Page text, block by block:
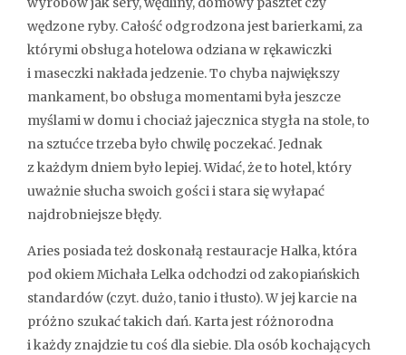
wędzone ryby. Całość odgrodzona jest barierkami, za
którymi obsługa hotelowa odziana w rękawiczki
i maseczki nakłada jedzenie. To chyba największy
mankament, bo obsługa momentami była jeszcze
myślami w domu i chociaż jajecznica stygła na stole, to
na sztućce trzeba było chwilę poczekać. Jednak
z każdym dniem było lepiej. Widać, że to hotel, który
uważnie słucha swoich gości i stara się wyłapać
najdrobniejsze błędy.
Aries posiada też doskonałą restauracje Halka, która
pod okiem Michała Lelka odchodzi od zakopiańskich
standardów (czyt. dużo, tanio i tłusto). W jej karcie na
próżno szukać takich dań. Karta jest różnorodna
i każdy znajdzie tu coś dla siebie. Dla osób kochających